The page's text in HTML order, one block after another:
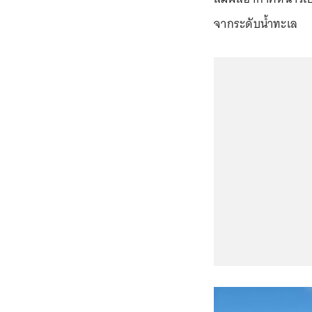
จากระดับน้ำทะเล